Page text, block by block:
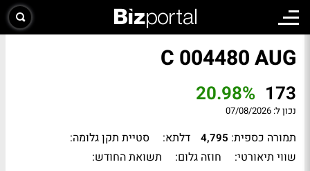
C 004480 AUG
173
20.98%
נכון ל: 07/08/2026
תמורה כספית: 4,795 דלתא:
סטיית תקן גלומה:
שווי תיאורטי:
חוזה גלום: תשואת החודש: